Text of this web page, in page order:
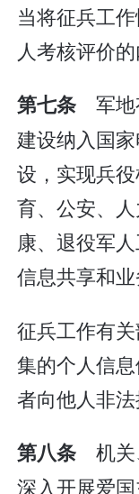
当将征兵工
人考核评价的
第七条 军地
建设纳入国
设，实现兵
育、公安、
康、退役军
信息共享和业
征兵工作有
集的个人信
者向他人非法
第八条 机关
深入开展爱